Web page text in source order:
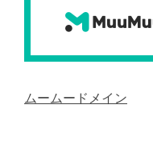
ムームードメイン